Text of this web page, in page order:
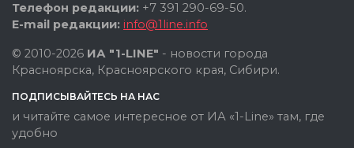
Телефон редакции: +7 391 290-69-50.
E-mail редакции: info@1line.info
© 2010-2026 ИА "1-LINE" - новости города
Красноярска, Красноярского края, Сибири.
ПОДПИСЫВАЙТЕСЬ НА НАС
и читайте самое интересное от ИА «1-Line» там, где
удобно